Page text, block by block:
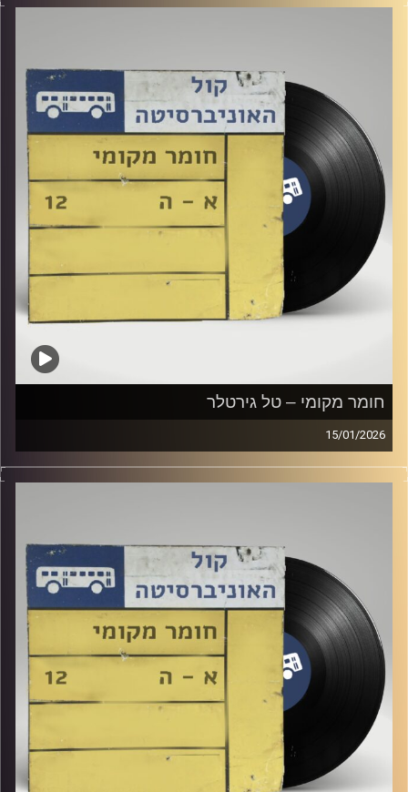
חומר מקומי – טל גירטלר
15/01/2026
שעה של מוזיקה ישראלית עם טל גירטלר